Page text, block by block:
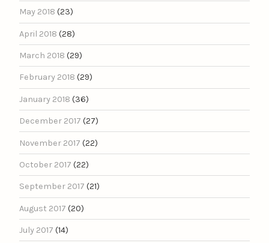
May 2018 (23)
April 2018 (28)
March 2018 (29)
February 2018 (29)
January 2018 (36)
December 2017 (27)
November 2017 (22)
October 2017 (22)
September 2017 (21)
August 2017 (20)
July 2017 (14)